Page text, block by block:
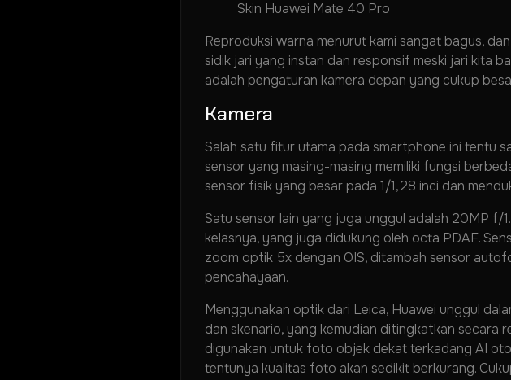
Skin Huawei Mate 40 Pro
Reproduksi warna menurut kami sangat bagus,
sidik jari yang instan dan responsif meski jari kita
adalah pengaturan kamera depan yang cukup
Kamera
Salah satu fitur utama pada smartphone ini tentu
sensor yang masing-masing memiliki fungsi
sensor fisik yang besar pada 1/1,28 inci dan
Satu sensor lain yang juga unggul adalah 20MP f/
kelasnya, yang juga didukung oleh octa PDAF.
zoom optik 5x dengan OIS, ditambah sensor
pencahayaan.
Menggunakan optik dari Leica, Huawei unggul
dan skenario, yang kemudian ditingkatkan secara
digunakan untuk foto objek dekat terkadang AI
tentunya kualitas foto akan sedikit berkurang.